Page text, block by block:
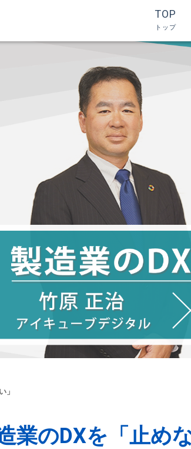
TOP
トップ
」
業のDXを「止めな